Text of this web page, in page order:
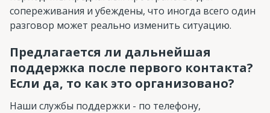
сопереживания и убеждены, что иногда всего один
разговор может реально изменить ситуацию.
Предлагается ли дальнейшая
поддержка после первого контакта?
Если да, то как это организовано?
Наши службы поддержки - по телефону,